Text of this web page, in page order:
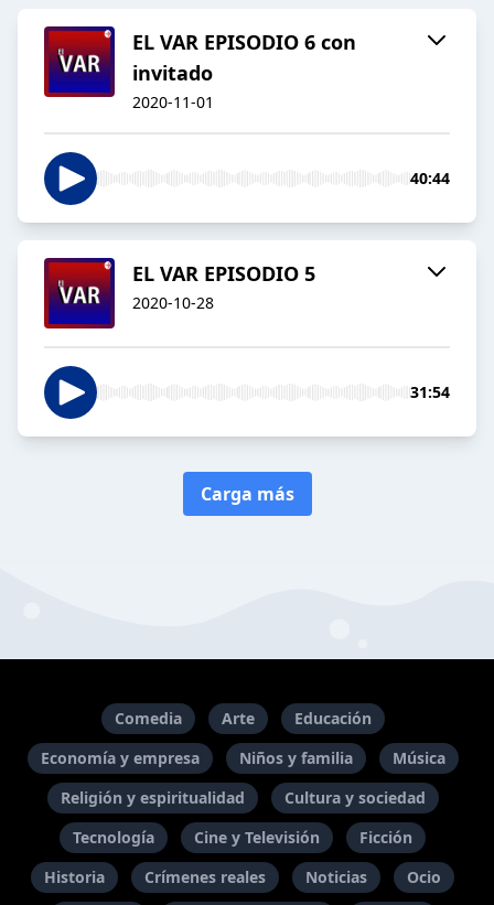
EL VAR EPISODIO 6 con
invitado
2020-11-01
40:44
EL VAR EPISODIO 5
2020-10-28
31:54
Carga más
Comedia Arte
Educación
Economía y empresa
Niños y familia
Música
Religión y espiritualidad
Cultura y sociedad
Tecnología
Cine y Televisión
Ficción
Historia
Crímenes reales Noticias Ocio